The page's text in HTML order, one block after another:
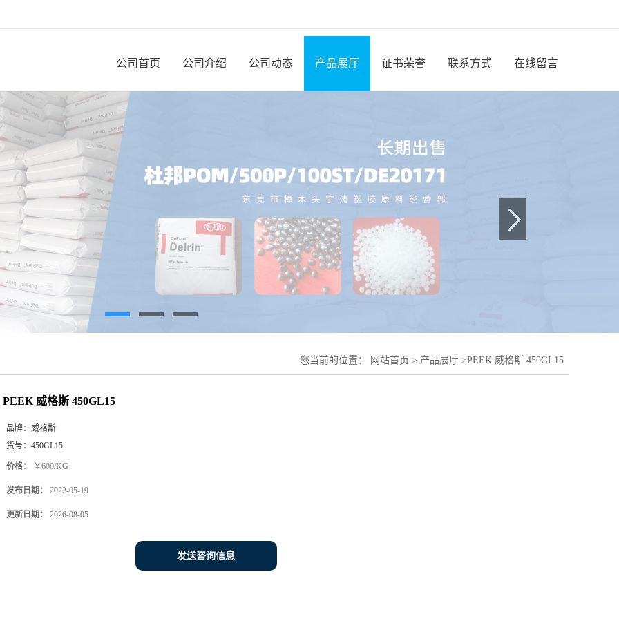
公司首页 公司介绍 公司动态 产品展厅 证书荣誉 联系方式 在线留言
您当前的位置： 网站首页 > 产品展厅 >PEEK 威格斯 450GL15
PEEK 威格斯 450GL15
品牌： 威格斯
货号： 450GL15
价格： ￥600/KG
发布日期： 2022-05-19
更新日期： 2026-08-05
发送咨询信息